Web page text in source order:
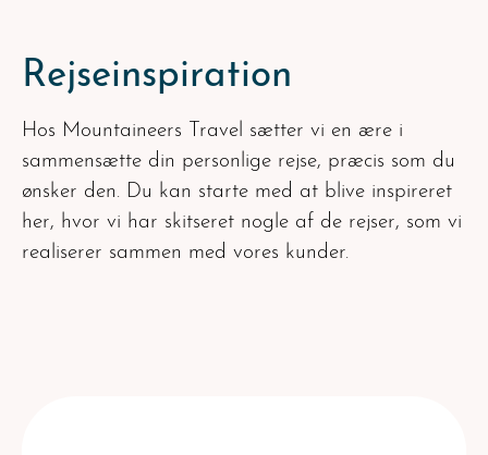
Rejseinspiration
Hos Mountaineers Travel sætter vi en ære i
sammensætte din personlige rejse, præcis som du
ønsker den. Du kan starte med at blive inspireret
her, hvor vi har skitseret nogle af de rejser, som vi
realiserer sammen med vores kunder.